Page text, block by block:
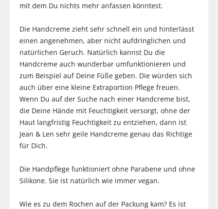
mit dem Du nichts mehr anfassen könntest.
Die Handcreme zieht sehr schnell ein und hinterlässt
einen angenehmen, aber nicht aufdringlichen und
natürlichen Geruch. Natürlich kannst Du die
Handcreme auch wunderbar umfunktionieren und
zum Beispiel auf Deine Füße geben. Die würden sich
auch über eine kleine Extraportion Pflege freuen.
Wenn Du auf der Suche nach einer Handcreme bist,
die Deine Hände mit Feuchtigkeit versorgt, ohne der
Haut langfristig Feuchtigkeit zu entziehen, dann ist
Jean & Len sehr geile Handcreme genau das Richtige
für Dich.
Die Handpflege funktioniert ohne Parabene und ohne
Silikone. Sie ist natürlich wie immer vegan.
Wie es zu dem Rochen auf der Packung kam? Es ist